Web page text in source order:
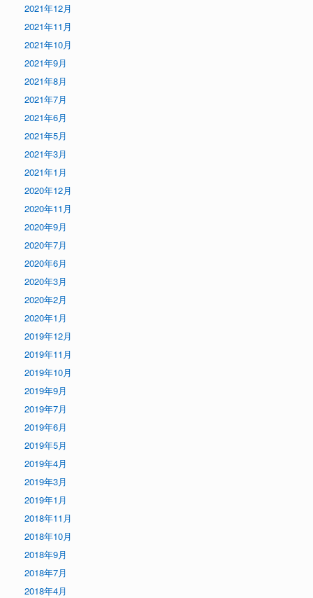
2021年12月
2021年11月
2021年10月
2021年9月
2021年8月
2021年7月
2021年6月
2021年5月
2021年3月
2021年1月
2020年12月
2020年11月
2020年9月
2020年7月
2020年6月
2020年3月
2020年2月
2020年1月
2019年12月
2019年11月
2019年10月
2019年9月
2019年7月
2019年6月
2019年5月
2019年4月
2019年3月
2019年1月
2018年11月
2018年10月
2018年9月
2018年7月
2018年4月